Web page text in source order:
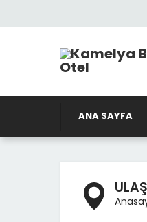
ANA SAYFA